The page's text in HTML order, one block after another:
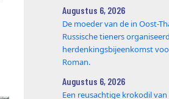
Augustus 6, 2026
De moeder van de in Oost-
Russische tieners
herdenkingsbijeenkomst
Roman.
Augustus 6, 2026
Een reusachtige krokodil